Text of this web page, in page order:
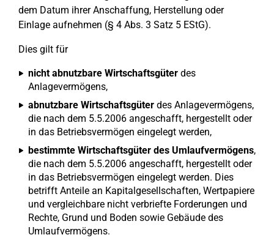
dem Datum ihrer Anschaffung, Herstellung oder
Einlage aufnehmen (§ 4 Abs. 3 Satz 5 EStG).
Dies gilt für
nicht abnutzbare Wirtschaftsgüter des
Anlagevermögens,
abnutzbare Wirtschaftsgüter des Anlagevermögens,
die nach dem 5.5.2006 angeschafft, hergestellt oder
in das Betriebsvermögen eingelegt werden,
bestimmte Wirtschaftsgüter des Umlaufvermögens,
die nach dem 5.5.2006 angeschafft, hergestellt oder
in das Betriebsvermögen eingelegt werden. Dies
betrifft Anteile an Kapitalgesellschaften, Wertpapiere
und vergleichbare nicht verbriefte Forderungen und
Rechte, Grund und Boden sowie Gebäude des
Umlaufvermögens.